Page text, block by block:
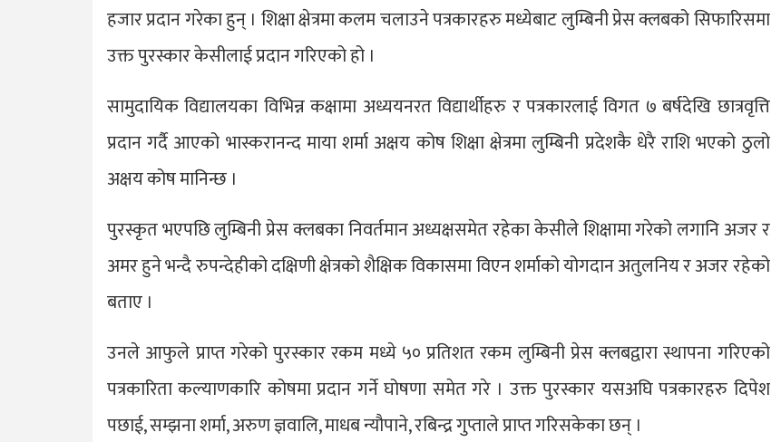
हजार प्रदान गरेका हुन् । शिक्षा क्षेत्रमा कलम चलाउने पत्रकारहरु मध्येबाट लुम्बिनी प्रेस क्लबको सिफारिसमा
उक्त पुरस्कार केसीलाई प्रदान गरिएको हो ।
सामुदायिक विद्यालयका विभिन्न कक्षामा अध्ययनरत विद्यार्थीहरु र पत्रकारलाई विगत ७ बर्षदेखि छात्रवृत्ति
प्रदान गर्दै आएको भास्करानन्द माया शर्मा अक्षय कोष शिक्षा क्षेत्रमा लुम्बिनी प्रदेशकै धेरै राशि भएको ठुलो
अक्षय कोष मानिन्छ ।
पुरस्कृत भएपछि लुम्बिनी प्रेस क्लबका निवर्तमान अध्यक्षसमेत रहेका केसीले शिक्षामा गरेको लगानि अजर र
अमर हुने भन्दै रुपन्देहीको दक्षिणी क्षेत्रको शैक्षिक विकासमा विएन शर्माको योगदान अतुलनिय र अजर रहेको
बताए ।
उनले आफुले प्राप्त गरेको पुरस्कार रकम मध्ये ५० प्रतिशत रकम लुम्बिनी प्रेस क्लबद्वारा स्थापना गरिएको
पत्रकारिता कल्याणकारि कोषमा प्रदान गर्ने घोषणा समेत गरे । उक्त पुरस्कार यसअघि पत्रकारहरु दिपेश
पछाई, सम्झना शर्मा, अरुण ज्ञवालि, माधब न्यौपाने, रबिन्द्र गुप्ताले प्राप्त गरिसकेका छन् ।